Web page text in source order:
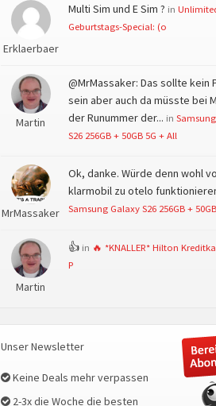
Erklaerbaer
Multi Sim und E Sim ? in
Geburtstags-Special: (o
Martin
@MrMassaker: Das sollte kein
sein aber auch da müsste bei
der Runummer der... in
S26 256GB + 50GB 5G + All
MrMassaker
Ok, danke. Würde denn wohl
klarmobil zu otelo
Samsung Galaxy S26 256GB +
Martin
👍 in 🔥 *KNALLER* Hilton
P
Unser Newsletter
Keine Deals mehr verpassen
2-3x die Woche die besten